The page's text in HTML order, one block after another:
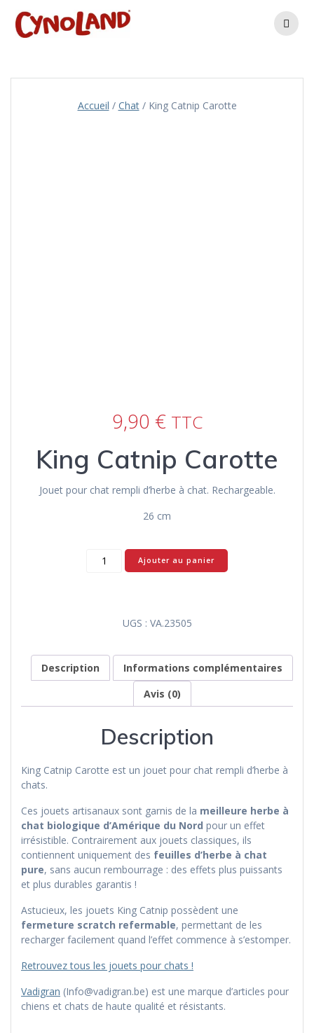
Accueil / Chat/ King Catnip Carotte
9,90 € TTC
King Catnip Carotte
Jouet pour chat rempli d’herbe à chat. Rechargeable.
26 cm
quantitéAjouter au panier
UGS : VA.23505
Description
Informations complémentaires
Avis (0)
Description
King Catnip Carotte est un jouet pour chat rempli d’herbe à
chats.
Ces jouets artisanaux sont garnis de la meilleure herbe à
chat biologique d’Amérique du Nord pour un effet
irrésistible. Contrairement aux jouets classiques, ils
contiennent uniquement des feuilles d’herbe à chat
pure, sans aucun rembourrage : des effets plus puissants
et plus durables garantis !
Astucieux, les jouets King Catnip possèdent une
fermeture scratch refermable, permettant de les
recharger facilement quand l’effet commence à s’estomper.
Retrouvez tous les jouets pour chats !
Vadigran (Info@vadigran.be) est une marque d’articles pour
chiens et chats de haute qualité et résistants.